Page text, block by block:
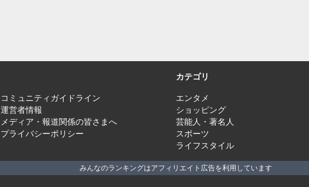
コミュニティガイドライン
運営者情報
メディア・報道関係の皆さまへ
プライバシーポリシー
カテゴリ
エンタメ
ショッピング
芸能人・著名人
スポーツ
ライフスタイル
みんなのランキングはアフィリエイト広告を利用しています